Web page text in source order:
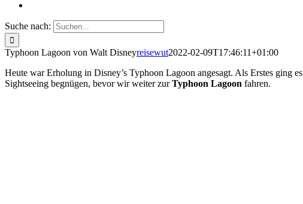
Suche nach:
Typhoon Lagoon von Walt Disneyreisewut2022-02-09T17:46:11+01:00
Heute war Erholung in Disney’s Typhoon Lagoon angesagt. Als Erstes ging
Sightseeing begnügen, bevor wir weiter zurTyphoon Lagoon fahren.